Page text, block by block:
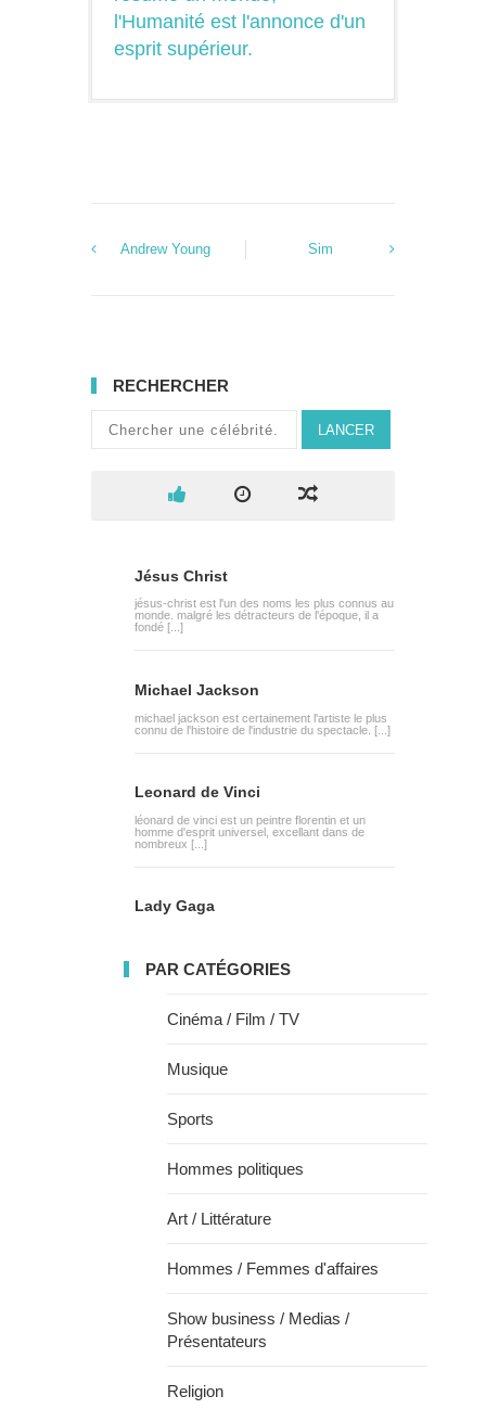
l'Humanité est l'annonce d'un
esprit supérieur.
Andrew Young Sim
RECHERCHER
LANCER
Jésus Christ
jésus-christ est l'un des noms les plus connus au
monde. malgré les détracteurs de l'époque, il a
fondé [...]
Michael Jackson
michael jackson est certainement l'artiste le plus
connu de l'histoire de l'industrie du spectacle. [...]
Leonard de Vinci
léonard de vinci est un peintre florentin et un
homme d'esprit universel, excellant dans de
nombreux [...]
Lady Gaga
PAR CATÉGORIES
Cinéma / Film / TV
Musique
Sports
Hommes politiques
Art / Littérature
Hommes / Femmes d'affaires
Show business / Medias /
Présentateurs
Religion